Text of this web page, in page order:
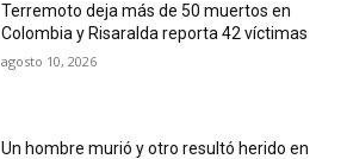
Terremoto deja más de 50 muertos en
Colombia y Risaralda reporta 42 víctimas
agosto 10, 2026
Un hombre murió y otro resultó herido en